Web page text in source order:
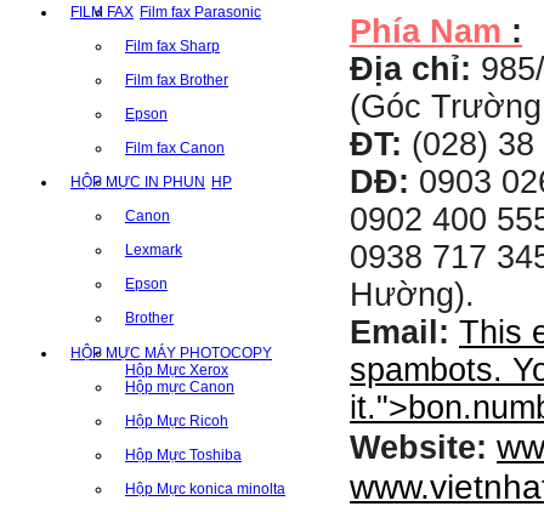
FILM FAX Film fax Parasonic
Film fax Sharp
Film fax Brother
Epson
Film fax Canon
HỘP MỰC IN PHUN HP
Canon
Lexmark
Epson
Brother
HỘP MỰC MÁY PHOTOCOPY
Hộp Mực Xerox
Hộp mực Canon
Hộp Mực Ricoh
Hộp Mực Toshiba
Hộp Mực konica minolta
Phía Nam :
Địa chỉ:
(Góc
ĐT: (028)
DĐ: 0903
0902 400
0938 717
Hường).
Email: This
spambots.
it.">
Website: